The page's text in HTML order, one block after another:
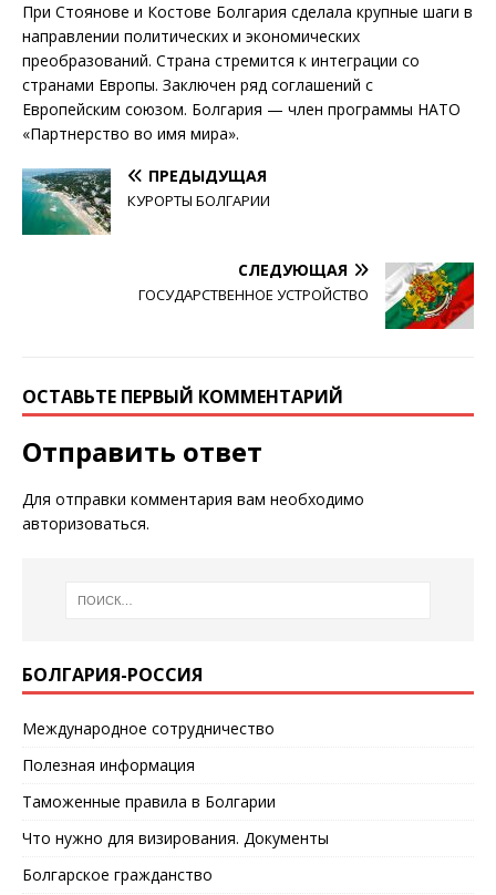
При Стоянове и Костове Болгария сделала крупные шаги в
направлении политических и экономических
преобразований. Страна стремится к интеграции со
странами Европы. Заключен ряд соглашений с
Европейским союзом. Болгария — член программы НАТО
«Партнерство во имя мира».
ПРЕДЫДУЩАЯ
КУРОРТЫ БОЛГАРИИ
СЛЕДУЮЩАЯ
ГОСУДАРСТВЕННОЕ УСТРОЙСТВО
ОСТАВЬТЕ ПЕРВЫЙ КОММЕНТАРИЙ
Отправить ответ
Для отправки комментария вам необходимо
авторизоваться.
БОЛГАРИЯ-РОССИЯ
Международное сотрудничество
Полезная информация
Таможенные правила в Болгарии
Что нужно для визирования. Документы
Болгарское гражданство